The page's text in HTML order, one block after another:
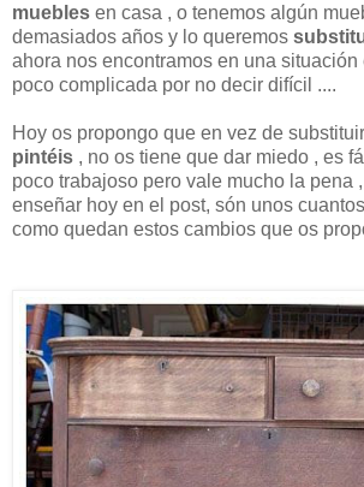
muebles en casa , o tenemos algún
demasiados años y lo queremos
ahora nos encontramos en una situación
poco complicada por no decir difícil ....
Hoy os propongo que en vez de
pintéis , no os tiene que dar miedo , es
poco trabajoso pero vale mucho la pena
enseñar hoy en el post, són unos cuantos
como quedan estos cambios que os